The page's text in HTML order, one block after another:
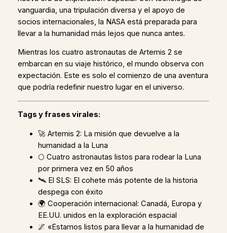
vanguardia, una tripulación diversa y el apoyo de
socios internacionales, la NASA está preparada para
llevar a la humanidad más lejos que nunca antes.
Mientras los cuatro astronautas de Artemis 2 se
embarcan en su viaje histórico, el mundo observa con
expectación. Este es solo el comienzo de una aventura
que podría redefinir nuestro lugar en el universo.
Tags y frases virales:
🚀 Artemis 2: La misión que devuelve a la
humanidad a la Luna
🌕 Cuatro astronautas listos para rodear la Luna
por primera vez en 50 años
🛰️ El SLS: El cohete más potente de la historia
despega con éxito
🌍 Cooperación internacional: Canadá, Europa y
EE.UU. unidos en la exploración espacial
🌌 «Estamos listos para llevar a la humanidad de